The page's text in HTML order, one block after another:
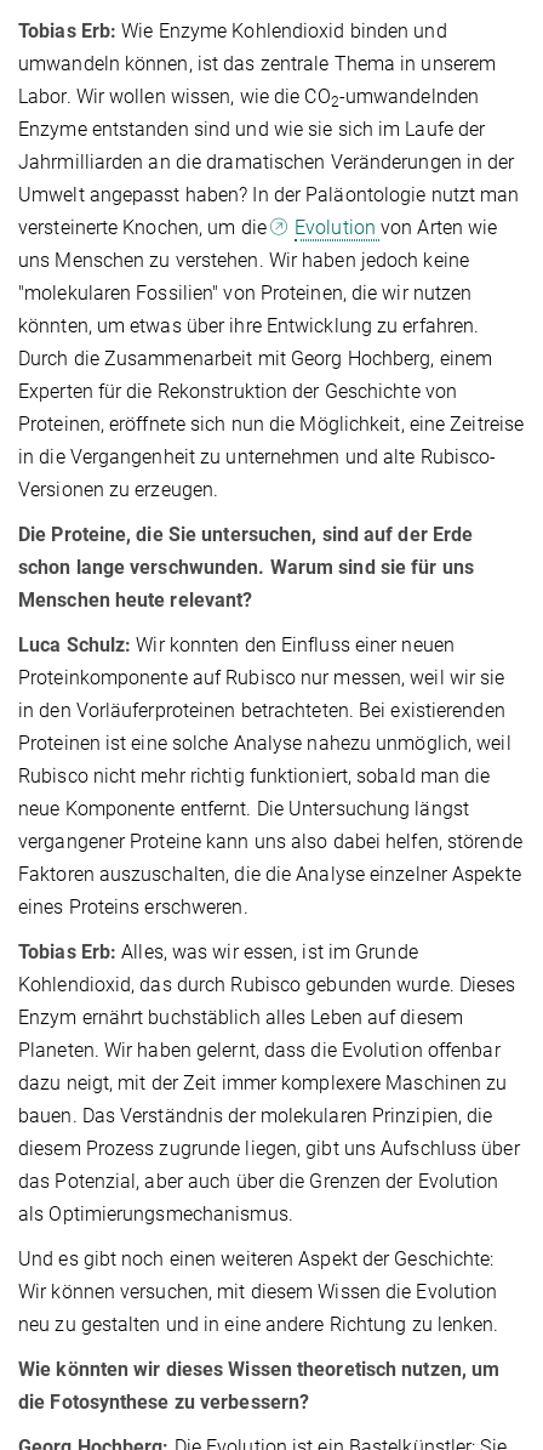
Tobias Erb: Wie Enzyme Kohlendioxid binden und
umwandeln können, ist das zentrale Thema in unserem
Labor. Wir wollen wissen, wie die CO2-umwandelnden
Enzyme entstanden sind und wie sie sich im Laufe der
Jahrmilliarden an die dramatischen Veränderungen in der
Umwelt angepasst haben? In der Paläontologie nutzt man
versteinerte Knochen, um die
Evolutionvon Arten wie
uns Menschen zu verstehen. Wir haben jedoch keine
"molekularen Fossilien" von Proteinen, die wir nutzen
könnten, um etwas über ihre Entwicklung zu erfahren.
Durch die Zusammenarbeit mit Georg Hochberg, einem
Experten für die Rekonstruktion der Geschichte von
Proteinen, eröffnete sich nun die Möglichkeit, eine Zeitreise
in die Vergangenheit zu unternehmen und alte Rubisco-
Versionen zu erzeugen.
Die Proteine, die Sie untersuchen, sind auf der Erde
schon lange verschwunden. Warum sind sie für uns
Menschen heute relevant?
Luca Schulz: Wir konnten den Einfluss einer neuen
Proteinkomponente auf Rubisco nur messen, weil wir sie
in den Vorläuferproteinen betrachteten. Bei existierenden
Proteinen ist eine solche Analyse nahezu unmöglich, weil
Rubisco nicht mehr richtig funktioniert, sobald man die
neue Komponente entfernt. Die Untersuchung längst
vergangener Proteine kann uns also dabei helfen, störende
Faktoren auszuschalten, die die Analyse einzelner Aspekte
eines Proteins erschweren.
Tobias Erb:Alles, was wir essen, ist im Grunde
Kohlendioxid, das durch Rubisco gebunden wurde. Dieses
Enzym ernährt buchstäblich alles Leben auf diesem
Planeten. Wir haben gelernt, dass die Evolution offenbar
dazu neigt, mit der Zeit immer komplexere Maschinen zu
bauen. Das Verständnis der molekularen Prinzipien, die
diesem Prozess zugrunde liegen, gibt uns Aufschluss über
das Potenzial, aber auch über die Grenzen der Evolution
als Optimierungsmechanismus.
Und es gibt noch einen weiteren Aspekt der Geschichte:
Wir können versuchen, mit diesem Wissen die Evolution
neu zu gestalten und in eine andere Richtung zu lenken.
Wie könnten wir dieses Wissen theoretisch nutzen, um
die Fotosynthese zu verbessern?